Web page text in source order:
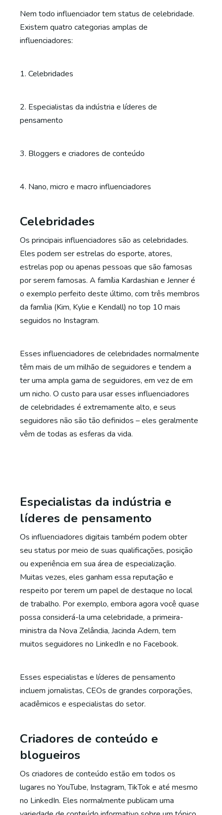
Nem todo influenciador tem status de celebridade.
Existem quatro categorias amplas de
influenciadores:
1. Celebridades
2. Especialistas da indústria e líderes de
pensamento
3. Bloggers e criadores de conteúdo
4. Nano, micro e macro influenciadores
Celebridades
Os principais influenciadores são as celebridades.
Eles podem ser estrelas do esporte, atores,
estrelas pop ou apenas pessoas que são famosas
por serem famosas. A família Kardashian e Jenner é
o exemplo perfeito deste último, com três membros
da família (Kim, Kylie e Kendall) no top 10 mais
seguidos no Instagram.
Esses influenciadores de celebridades normalmente
têm mais de um milhão de seguidores e tendem a
ter uma ampla gama de seguidores, em vez de em
um nicho. O custo para usar esses influenciadores
de celebridades é extremamente alto, e seus
seguidores não são tão definidos – eles geralmente
vêm de todas as esferas da vida.
Especialistas da indústria e
líderes de pensamento
Os influenciadores digitais também podem obter
seu status por meio de suas qualificações, posição
ou experiência em sua área de especialização.
Muitas vezes, eles ganham essa reputação e
respeito por terem um papel de destaque no local
de trabalho. Por exemplo, embora agora você quase
possa considerá-la uma celebridade, a primeira-
ministra da Nova Zelândia, Jacinda Adern, tem
muitos seguidores no LinkedIn e no Facebook.
Esses especialistas e líderes de pensamento
incluem jornalistas, CEOs de grandes corporações,
acadêmicos e especialistas do setor.
Criadores de conteúdo e
blogueiros
Os criadores de conteúdo estão em todos os
lugares no YouTube, Instagram, TikTok e até mesmo
no LinkedIn. Eles normalmente publicam uma